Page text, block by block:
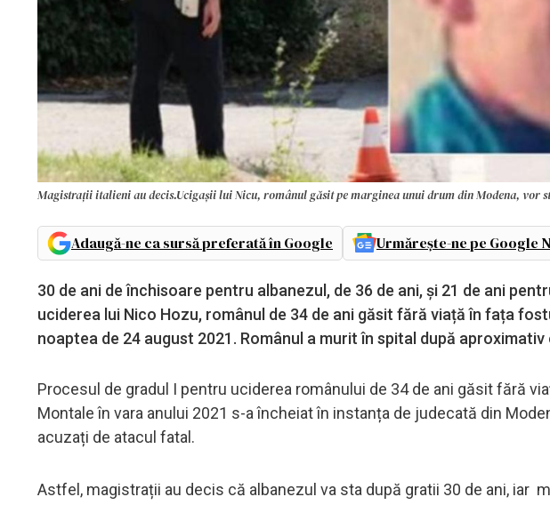
Magistrații italieni au decis.Ucigașii lui Nicu, românul găsit pe marginea unui drum din Modena, vor
Adaugă-ne ca sursă preferată în Google Urmărește-ne pe Google
30 de ani de închisoare pentru albanezul, de 36 de ani, și 21 de ani
uciderea lui Nico Hozu, românul de 34 de ani găsit fără viață în fața
noaptea de 24 august 2021. Românul a murit în spital după aproximativ
Procesul de gradul I pentru uciderea românului de 34 de ani găsit fără
Montale în vara anului 2021 s-a încheiat în instanța de judecată din
acuzați de atacul fatal.
Astfel, magistrații au decis că albanezul va sta după gratii 30 de ani, iar